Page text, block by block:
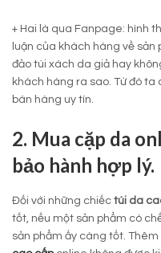
+ Hai là qua Fanpage: hình
luận của khách hàng về
đảo túi xách da giả hay
khách hàng ra sao. Từ đó ta
bán hàng uy tín.
2. Mua cặp da
bảo hành hợp lý.
Đối với những chiếc túi da
tốt, nếu một sản phẩm có
sản phẩm ấy càng tốt.